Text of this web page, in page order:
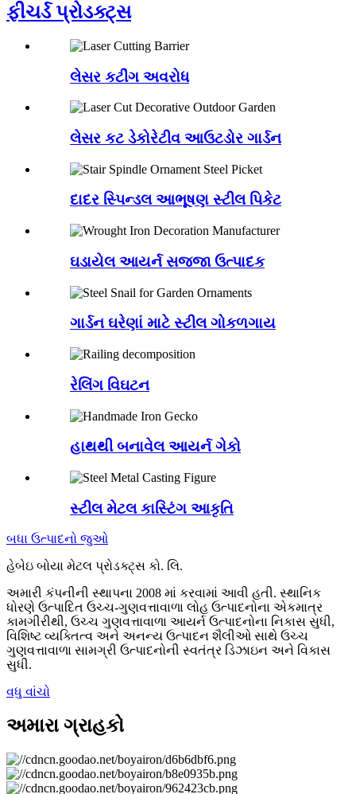
ફીચર્ડ પ્રોડક્ટ્સ
લેસર કટીંગ અવરોધ
લેસર કટ ડેકોરેટીવ આઉટડોર ગાર્ડન
દાદર સ્પિન્ડલ આભૂષણ સ્ટીલ પિકેટ
ઘડાયેલ આયર્ન સજ્જા ઉત્પાદક
ગાર્ડન ઘરેણાં માટે સ્ટીલ ગોકળગાય
રેલિંગ વિઘટન
હાથથી બનાવેલ આયર્ન ગેકો
સ્ટીલ મેટલ કાસ્ટિંગ આકૃતિ
બધા ઉત્પાદનો જુઓ
હેબેઇ બોયા મેટલ પ્રોડક્ટ્સ કો. લિ.
અમારી કંપનીની સ્થાપના 2008 માં કરવામાં આવી હતી. સ્થાનિક
ધોરણે ઉત્પાદિત ઉચ્ચ-ગુણવત્તાવાળા લોહ ઉત્પાદનોના એકમાત્ર
કામગીરીથી, ઉચ્ચ ગુણવત્તાવાળા આયર્ન ઉત્પાદનોના નિકાસ સુધી,
વિશિષ્ટ વ્યક્તિત્વ અને અનન્ય ઉત્પાદન શૈલીઓ સાથે ઉચ્ચ
ગુણવત્તાવાળા સામગ્રી ઉત્પાદનોની સ્વતંત્ર ડિઝાઇન અને વિકાસ
સુધી.
વધુ વાંચો
અમારા ગ્રાહકો